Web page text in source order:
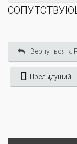
Вернуться к:
Предыдущий